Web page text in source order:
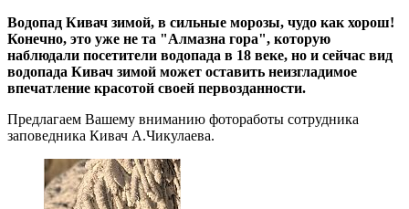
Водопад Кивач зимой, в сильные морозы, чудо как хорош!
Конечно, это уже не та "Алмазна гора", которую
наблюдали посетители водопада в 18 веке, но и сейчас вид
водопада Кивач зимой может оставить неизгладимое
впечатление красотой своей первозданности.
Предлагаем Вашему вниманию фотоработы сотрудника
заповедника Кивач А.Чикулаева.